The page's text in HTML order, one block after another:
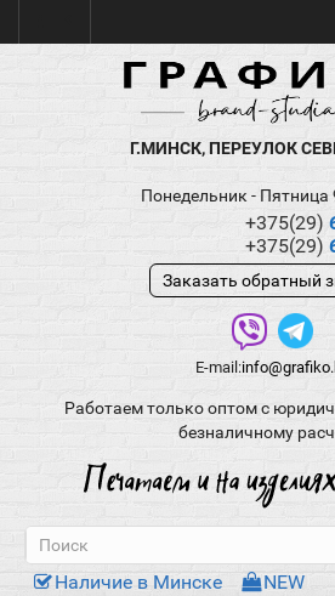
Г.МИНСК, ПЕРЕУЛОК
Понедельник - Пятница
+375(29)
+375(29)
Заказать обратный
E-mail:
Работаем только оптом с
безналичному
Наличие в Минске NEW